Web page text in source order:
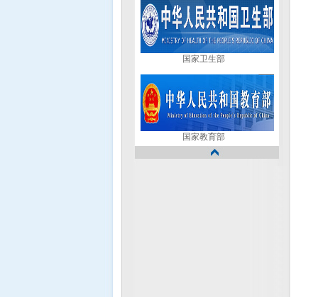
国家卫生部
国家教育部